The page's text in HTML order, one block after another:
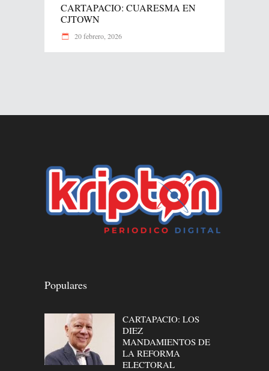
CARTAPACIO: CUARESMA EN
CJTOWN
20 febrero, 2026
Populares
CARTAPACIO: LOS
DIEZ
MANDAMIENTOS DE
LA REFORMA
ELECTORAL